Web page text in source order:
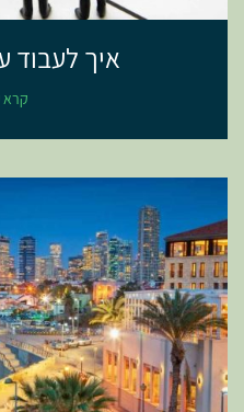
איך לעבוד
קרא